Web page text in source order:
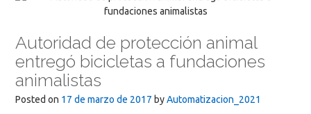
Autoridad de protección animal
entregó bicicletas a fundaciones
animalistas
Posted on 17 de marzo de 2017 byAutomatizacion_2021